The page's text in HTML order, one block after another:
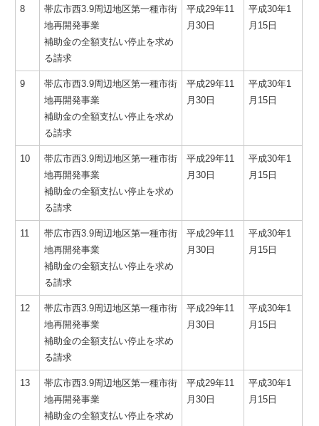
8
帯広市西3.9周辺地区第一種市街
地再開発事業
補助金の全額支払い停止を求め
る請求
平成29年11
月30日
平成30年1
月15日
9
帯広市西3.9周辺地区第一種市街
地再開発事業
補助金の全額支払い停止を求め
る請求
平成29年11
月30日
平成30年1
月15日
10
帯広市西3.9周辺地区第一種市街
地再開発事業
補助金の全額支払い停止を求め
る請求
平成29年11
月30日
平成30年1
月15日
11
帯広市西3.9周辺地区第一種市街
地再開発事業
補助金の全額支払い停止を求め
る請求
平成29年11
月30日
平成30年1
月15日
12
帯広市西3.9周辺地区第一種市街
地再開発事業
補助金の全額支払い停止を求め
る請求
平成29年11
月30日
平成30年1
月15日
13
帯広市西3.9周辺地区第一種市街
地再開発事業
補助金の全額支払い停止を求め
平成29年11
月30日
平成30年1
月15日